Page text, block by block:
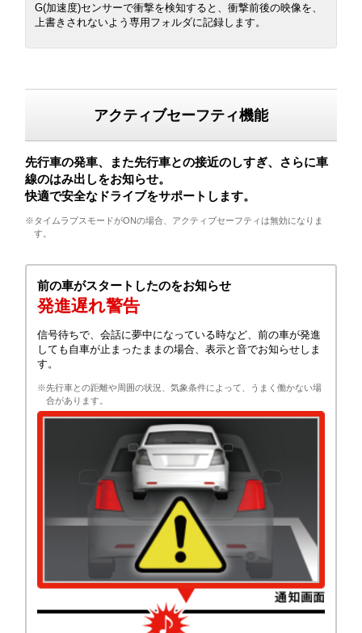
G(加速度)センサーで衝撃を検知すると、衝撃前後の映像を、
上書きされないよう専用フォルダに記録します。
アクティブセーフティ機能
先行車の発車、また先行車との接近のしすぎ、さらに車
線のはみ出しをお知らせ。
快適で安全なドライブをサポートします。
※タイムラプスモードがONの場合、アクティブセーフティは無効になりま
す。
前の車がスタートしたのをお知らせ
発進遅れ警告
信号待ちで、会話に夢中になっている時など、前の車が発進
しても自車が止まったままの場合、表示と音でお知らせしま
す。
※先行車との距離や周囲の状況、気象条件によって、うまく働かない場
合があります。